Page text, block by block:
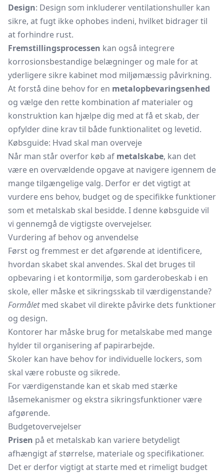
Design: Design som inkluderer ventilationshuller kan
sikre, at fugt ikke ophobes indeni, hvilket bidrager til
at forhindre rust.
Fremstillingsprocessen kan også integrere
korrosionsbestandige belægninger og male for at
yderligere sikre kabinet mod miljømæssig påvirkning.
At forstå dine behov for en metalopbevaringsenhed
og vælge den rette kombination af materialer og
konstruktion kan hjælpe dig med at få et skab, der
opfylder dine krav til både funktionalitet og levetid.
Købsguide: Hvad skal man overveje
Når man står overfor køb af metalskabe, kan det
være en overvældende opgave at navigere igennem de
mange tilgængelige valg. Derfor er det vigtigt at
vurdere ens behov, budget og de specifikke funktioner
som et metalskab skal besidde. I denne købsguide vil
vi gennemgå de vigtigste overvejelser.
Vurdering af behov og anvendelse
Først og fremmest er det afgørende at identificere,
hvordan skabet skal anvendes. Skal det bruges til
opbevaring i et kontormiljø, som garderobeskab i en
skole, eller måske et sikringsskab til værdigenstande?
Formåletmed skabet vil direkte påvirke dets funktioner
og design.
Kontorer har måske brug for metalskabe med mange
hylder til organisering af papirarbejde.
Skoler kan have behov for individuelle lockers, som
skal være robuste og sikrede.
For værdigenstande kan et skab med stærke
låsemekanismer og ekstra sikringsfunktioner være
afgørende.
Budgetovervejelser
Prisen på et metalskab kan variere betydeligt
afhængigt af størrelse, materiale og specifikationer.
Det er derfor vigtigt at starte med et rimeligt budget